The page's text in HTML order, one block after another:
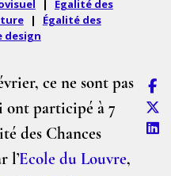
|
Égalité des
|
Égalité des
design
ce ne sont pas
ont participé à 7
des Chances
l’Ecole du Louvre,